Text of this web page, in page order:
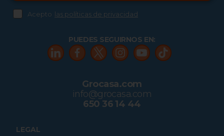
Acepto las políticas de privacidad
LEGAL
PUEDES SEGUIRNOS EN:
Grocasa.com
info@grocasa.com
650 36 14 44